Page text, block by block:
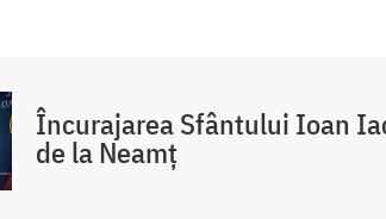
Încurajarea Sfântului Ioan
de la Neamț